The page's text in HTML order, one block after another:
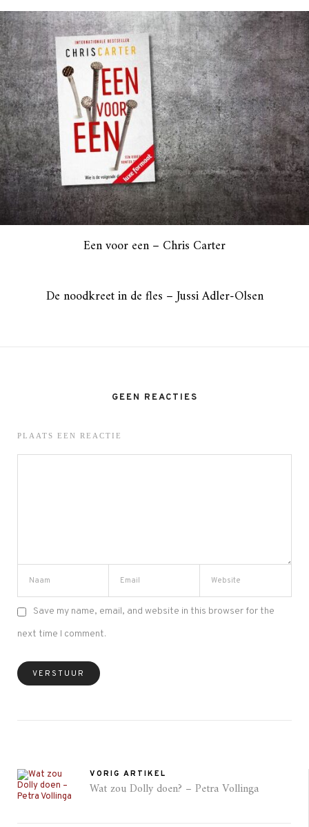
Een voor een – Chris Carter
De noodkreet in de fles – Jussi Adler-Olsen
GEEN REACTIES
PLAATS EEN REACTIE
Save my name, email, and website in this browser for the
next time I comment.
VORIG ARTIKEL
Wat zou Dolly doen? – Petra Vollinga